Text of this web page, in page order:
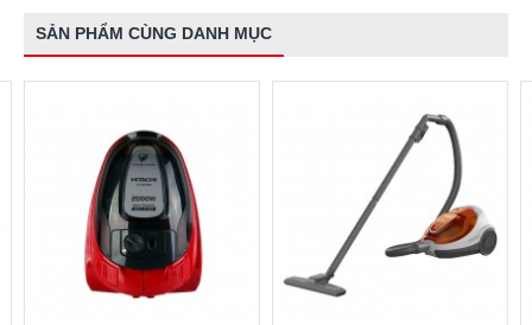
SẢN PHẨM CÙNG DANH MỤC